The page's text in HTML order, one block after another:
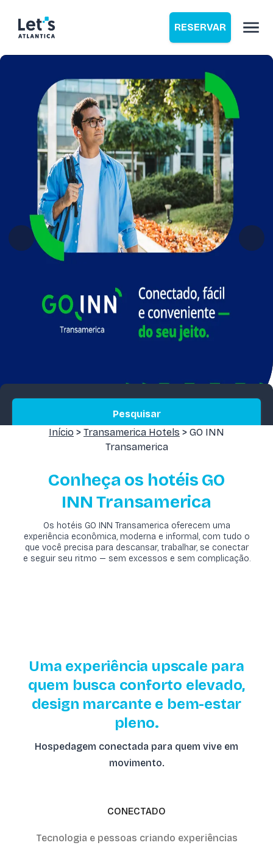
RESERVAR
Pesquisar
Início > Transamerica Hotels > GO INN
Transamerica
Conheça os hotéis GO
INNTransamerica
Os hotéis GO INN Transamerica oferecem uma
experiência econômica, moderna e informal, com tudo o
que você precisa para descansar, trabalhar, se conectar
e seguir seu ritmo — sem excessos e sem complicação.
Uma experiência upscale para
quem busca conforto elevado,
design marcante e bem-estar
pleno.
Hospedagem conectada para quem vive em
movimento.
CONECTADO
Tecnologia e pessoas criando experiências